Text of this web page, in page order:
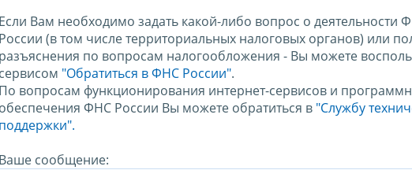
Если Вам необходимо задать какой-либо вопрос о деятельности
России (в том числе территориальных налоговых органов) или
разъяснения по вопросам налогообложения - Вы можете
сервисом "Обратиться в ФНС России".
По вопросам функционирования интернет-сервисов и
обеспечения ФНС России Вы можете обратиться в "Службу
поддержки".
Ваше сообщение: